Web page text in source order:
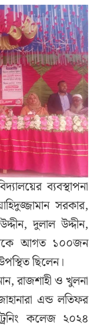
ব্যবস্থাপনা
সরকার,
দুলাল উদ্দীন,
থেকে আগত ১০০জন
ছিলেন।
রাজশাহী ও খুলনা
এন্ড লতিফর
কলেজ ২০২৪